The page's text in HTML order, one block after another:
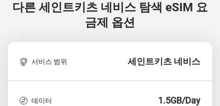
다른 세인트키츠 네비스 탐색 eSIM 요
금제 옵션
서비스 범위 세인트키츠 네비스
데이터 1.5GB/Day